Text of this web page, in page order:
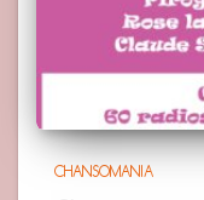
CHANSOMANIA